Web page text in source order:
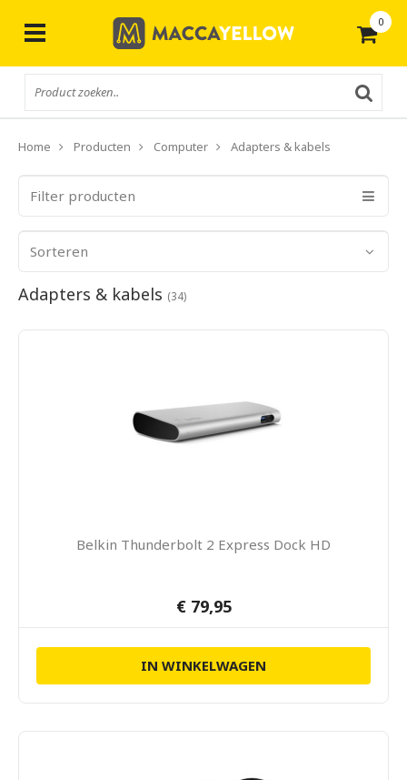
0
Home Producten Computer Adapters & kabels
Filter producten
Sorteren
Adapters & kabels (34)
Belkin Thunderbolt 2 Express Dock HD
€ 79,95
IN WINKELWAGEN